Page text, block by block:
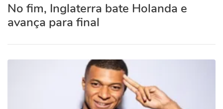
No fim, Inglaterra bate Holanda e
avança para final